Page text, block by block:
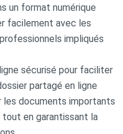
un format numérique
facilement avec les
impliqués
sécurisé pour faciliter
partagé en ligne
documents importants
en garantissant la